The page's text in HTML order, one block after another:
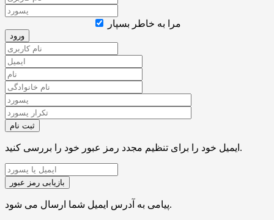
مرا به خاطر بسپار
ایمیل خود را برای تنظیم مجدد رمز عبور خود را بررسی کنید.
پیامی به آدرس ایمیل شما ارسال می شود.